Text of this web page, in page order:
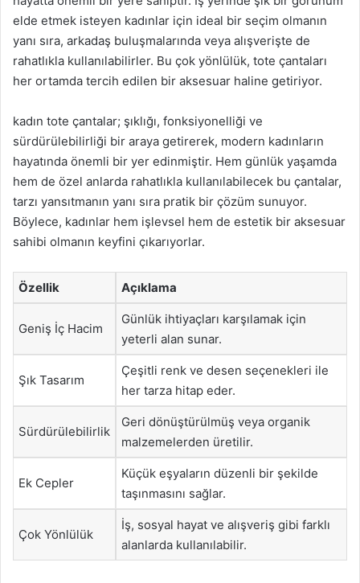
elde etmek isteyen kadınlar için ideal bir seçim olmanın
yanı sıra, arkadaş buluşmalarında veya alışverişte de
rahatlıkla kullanılabilirler. Bu çok yönlülük, tote çantaları
her ortamda tercih edilen bir aksesuar haline getiriyor.
kadın tote çantalar; şıklığı, fonksiyonelliği ve
sürdürülebilirliği bir araya getirerek, modern kadınların
hayatında önemli bir yer edinmiştir. Hem günlük yaşamda
hem de özel anlarda rahatlıkla kullanılabilecek bu çantalar,
tarzı yansıtmanın yanı sıra pratik bir çözüm sunuyor.
Böylece, kadınlar hem işlevsel hem de estetik bir aksesuar
sahibi olmanın keyfini çıkarıyorlar.
Özellik Açıklama
Geniş İç Hacim
Günlük ihtiyaçları karşılamak için
yeterli alan sunar.
Şık Tasarım
Çeşitli renk ve desen seçenekleri ile
her tarza hitap eder.
Sürdürülebilirlik
Geri dönüştürülmüş veya organik
malzemelerden üretilir.
Ek Cepler
Küçük eşyaların düzenli bir şekilde
taşınmasını sağlar.
Çok Yönlülük
İş, sosyal hayat ve alışveriş gibi farklı
alanlarda kullanılabilir.